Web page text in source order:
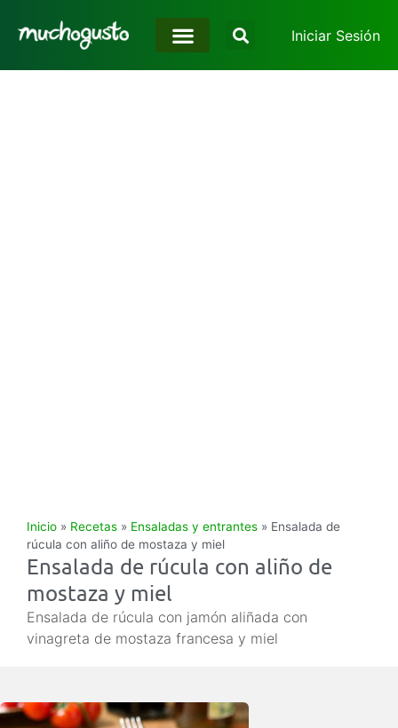
Iniciar Sesión
Inicio » Recetas » Ensaladas y entrantes » Ensalada de
rúcula con aliño de mostaza y miel
Ensalada de rúcula con aliño de
mostaza y miel
Ensalada de rúcula con jamón aliñada con
vinagreta de mostaza francesa y miel